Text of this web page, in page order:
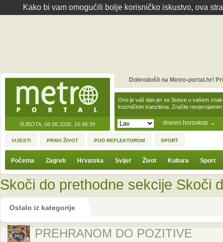
Kako bi vam omogućili bolje korisničko iskustvo, ova
SUBOTA, 08.08.2026. 16:48:39 dnevni horoskop →
Ovo je vaš dan jer se Sunce u vašem
kozmičkim tranzitima. Zračite
Dobrodošli na Metro-portal.hr!
VIJESTI PRAVI ŽIVOT POD REFLEKTOROM SPORT
Početna Zagreb Hrvatska Svijet Život Kultura Sport
Skoči do prethodne sekcije Skoči
Ostalo iz kategorije
PREHRANOM DO POZITIVE